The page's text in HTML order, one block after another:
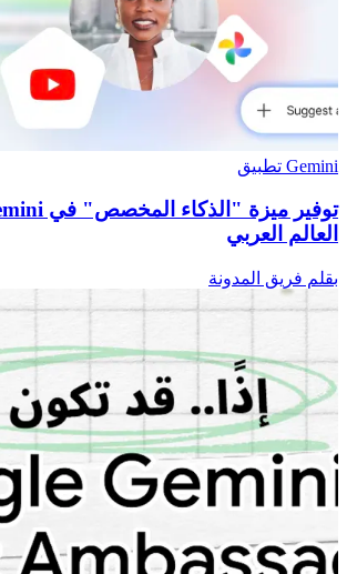
Gemini تطبيق
العالم العربي
بقلم فريق المدونة